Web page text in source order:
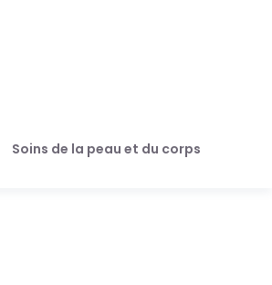
Soins de la peau et du corps